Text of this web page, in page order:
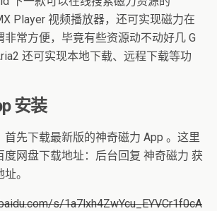
Player 视频播放器，还可实现磁力在
非常方便，毕竟有些资源动不动好几 G
还可实现本地下载、远程下载等功
安装
首先下载最新版的神奇磁力 App 。这里
度网盘下载地址：后台回复 神奇磁力 获
。
s/1a7lxh4ZwYcu_EYVCr1f0cA